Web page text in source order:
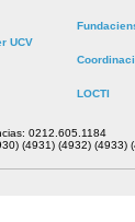
UCV
LOCTI
0212.605.1184
(4931) (4932) (4933)